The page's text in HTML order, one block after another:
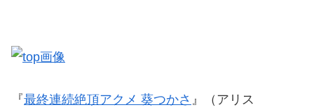
『最終連続絶頂アクメ 葵つかさ 』（アリス